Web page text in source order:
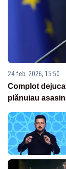
24 feb. 2026, 15:50
Complot
plănuiau